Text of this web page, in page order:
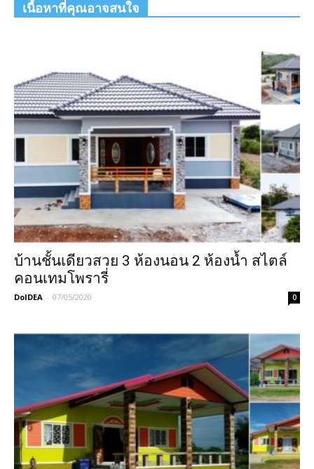
เนื้อหาที่คุณอาจสนใจ
บ้านชั้นเดียวสวย 3 ห้องนอน 2 ห้องน้ำ สไตล์
คอนเทมโพรารี่
DoIDEA - 07/05/2020 0